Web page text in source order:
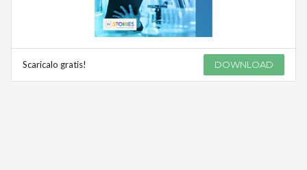
Scaricalo gratis! DOWNLOAD